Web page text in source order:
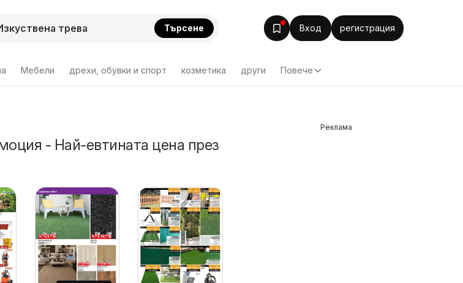
Търсене Вход регистрация
Мебели дрехи, обувки и спорт козметика други Повече
- Най-евтината цена през
Реклама